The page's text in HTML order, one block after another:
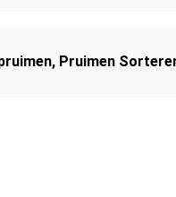
, Pruimen